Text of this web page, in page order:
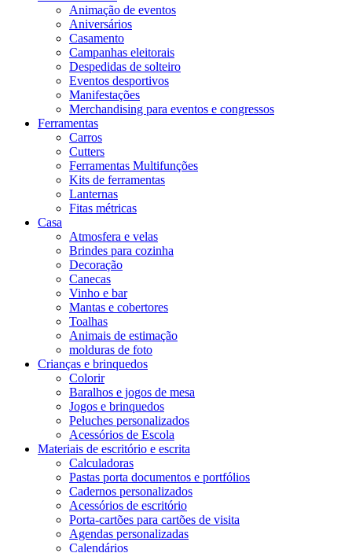
Animação de eventos
Aniversários
Casamento
Campanhas eleitorais
Despedidas de solteiro
Eventos desportivos
Manifestações
Merchandising para eventos e congressos
Ferramentas
Carros
Cutters
Ferramentas Multifunções
Kits de ferramentas
Lanternas
Fitas métricas
Casa
Atmosfera e velas
Brindes para cozinha
Decoração
Canecas
Vinho e bar
Mantas e cobertores
Toalhas
Animais de estimação
molduras de foto
Crianças e brinquedos
Colorir
Baralhos e jogos de mesa
Jogos e brinquedos
Peluches personalizados
Acessórios de Escola
Materiais de escritório e escrita
Calculadoras
Pastas porta documentos e portfólios
Cadernos personalizados
Acessórios de escritório
Porta-cartões para cartões de visita
Agendas personalizadas
Calendários